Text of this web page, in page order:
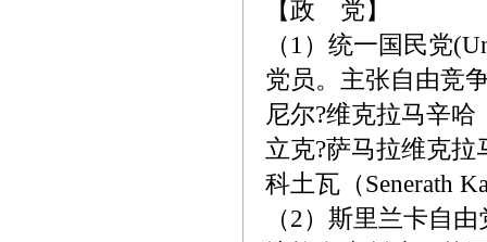
【政 党】
（1）统一国民党
党员。主张自由竞
尼尔?维克拉马辛哈
立克?萨马拉维克拉
科土瓦（Senerath
（2）斯里兰卡自